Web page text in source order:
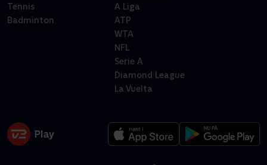
Tennis
Badminton
A Liga
ATP
WTA
NFL
Serie A
Diamond League
La Vuelta